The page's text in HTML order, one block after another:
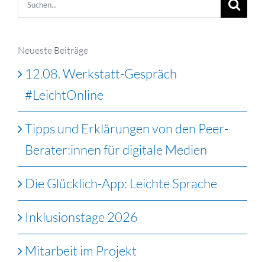
nach:
Neueste Beiträge
12.08. Werkstatt-Gespräch
#LeichtOnline
Tipps und Erklärungen von den Peer-
Berater:innen für digitale Medien
Die Glücklich-App: Leichte Sprache
Inklusionstage 2026
Mitarbeit im Projekt